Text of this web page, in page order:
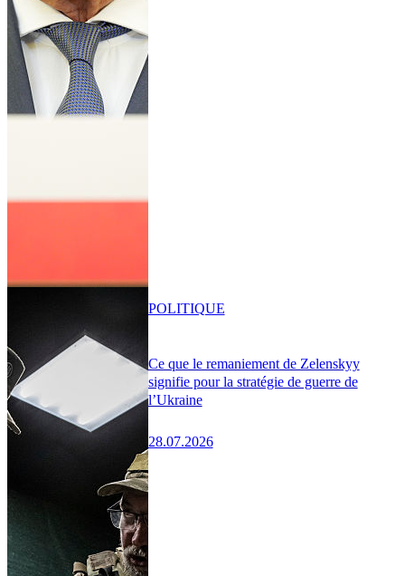
Ce que le remaniement de Zelenskyy
signifie pour la stratégie de guerre de
l’Ukraine
28.07.2026
POLITIQUE